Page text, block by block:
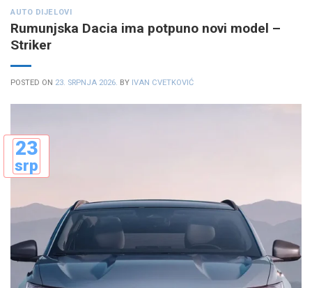
AUTO DIJELOVI
Rumunjska Dacia ima potpuno novi model –
Striker
POSTED ON 23. SRPNJA 2026. BY IVAN CVETKOVIĆ
23
srp